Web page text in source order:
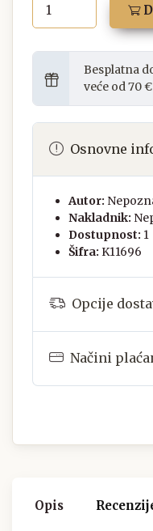
Besplatna
veće od 70 €
Osnovne
Autor:
Nakladnik:
Dostupnost: 1
Šifra: K11696
Opcije
Načini
Opis